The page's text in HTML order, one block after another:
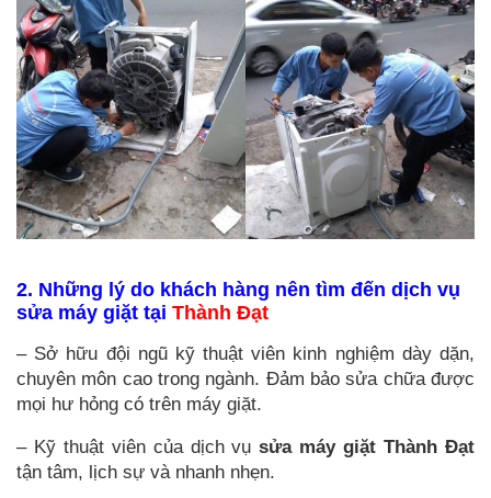
2. Những lý do khách hàng nên tìm đến dịch vụ
sửa máy giặt tại Thành Đạt
– Sở hữu đội ngũ kỹ thuật viên kinh nghiệm dày dặn,
chuyên môn cao trong ngành. Đảm bảo sửa chữa được
mọi hư hỏng có trên máy giặt.
– Kỹ thuật viên của dịch vụsửa máy giặtThành Đạt
tận tâm, lịch sự và nhanh nhẹn.